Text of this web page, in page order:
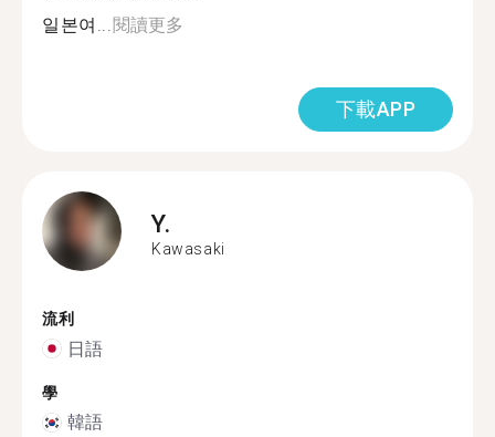
일본여...閱讀更多
下載APP
Y.
Kawasaki
流利
日語
學
韓語